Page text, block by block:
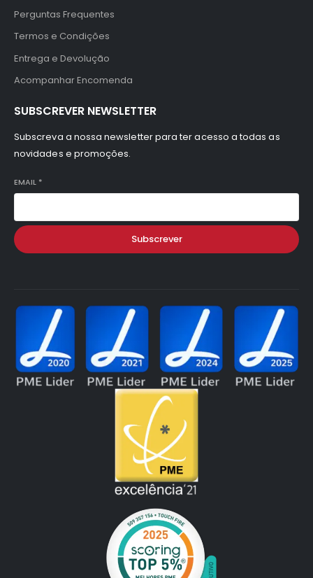
Perguntas Frequentes
Termos e Condições
Entrega e Devolução
Acompanhar Encomenda
SUBSCREVER NEWSLETTER
Subscreva a nossa newsletter para ter acesso a todas as
novidades e promoções.
EMAIL *
Subscrever